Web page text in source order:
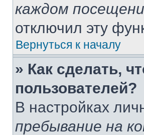
каждом
отключил эту
Вернуться к началу
» Как сделать,
пользователей?
В настройках
пребывание на